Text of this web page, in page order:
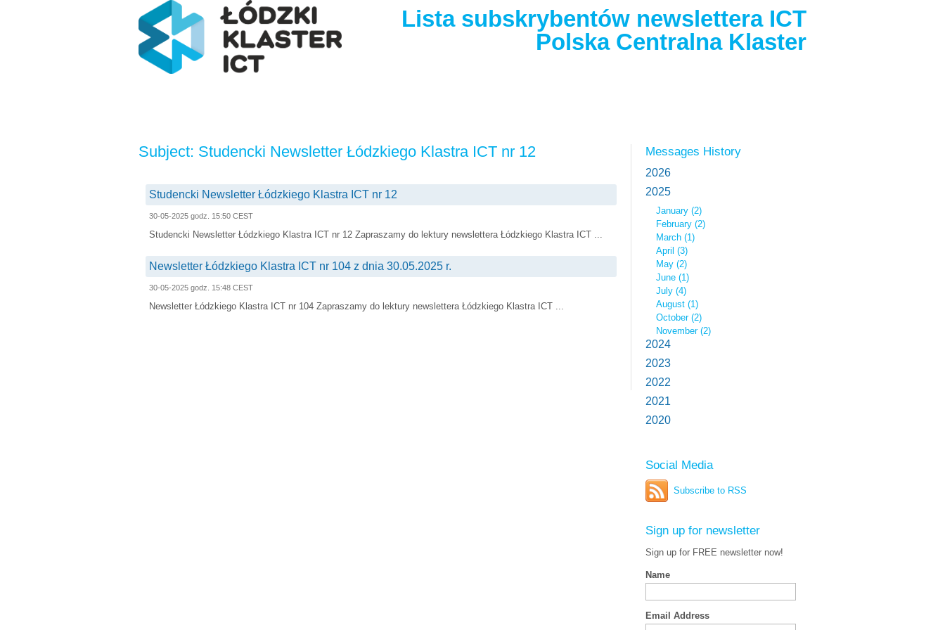
Lista subskrybentów newslettera ICT
Polska Centralna Klaster
Subject: Studencki Newsletter Łódzkiego Klastra ICT nr 12
Studencki Newsletter Łódzkiego Klastra ICT nr 12
30-05-2025 godz. 15:50 CEST
Studencki Newsletter Łódzkiego Klastra ICT nr 12 Zapraszamy do lektury newslettera Łódzkiego Klastra ICT ...
Newsletter Łódzkiego Klastra ICT nr 104 z dnia 30.05.2025 r.
30-05-2025 godz. 15:48 CEST
Newsletter Łódzkiego Klastra ICT nr 104 Zapraszamy do lektury newslettera Łódzkiego Klastra ICT ...
Messages History
2026
2025
January (2)
February (2)
March (1)
April (3)
May (2)
June (1)
July (4)
August (1)
October (2)
November (2)
2024
2023
2022
2021
2020
Social Media
Subscribe to RSS
Sign up for newsletter
Sign up for FREE newsletter now!
Name
Email Address